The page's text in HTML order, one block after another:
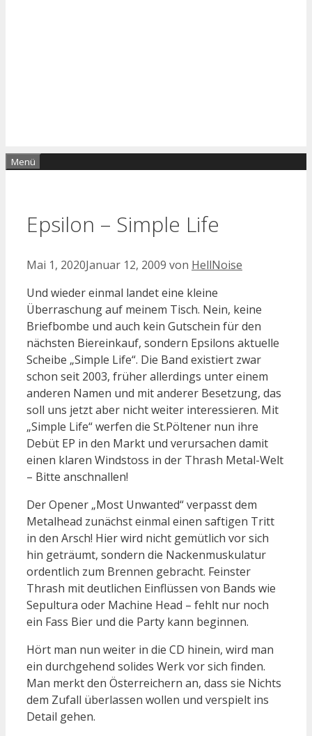
Menü
Epsilon – Simple Life
Mai 1, 2020Januar 12, 2009 von HellNoise
Und wieder einmal landet eine kleine
Überraschung auf meinem Tisch. Nein, keine
Briefbombe und auch kein Gutschein für den
nächsten Biereinkauf, sondern Epsilons aktuelle
Scheibe „Simple Life“. Die Band existiert zwar
schon seit 2003, früher allerdings unter einem
anderen Namen und mit anderer Besetzung, das
soll uns jetzt aber nicht weiter interessieren. Mit
„Simple Life“ werfen die St.Pöltener nun ihre
Debüt EP in den Markt und verursachen damit
einen klaren Windstoss in der Thrash Metal-Welt
– Bitte anschnallen!
Der Opener „Most Unwanted“ verpasst dem
Metalhead zunächst einmal einen saftigen Tritt
in den Arsch! Hier wird nicht gemütlich vor sich
hin geträumt, sondern die Nackenmuskulatur
ordentlich zum Brennen gebracht. Feinster
Thrash mit deutlichen Einflüssen von Bands wie
Sepultura oder Machine Head – fehlt nur noch
ein Fass Bier und die Party kann beginnen.
Hört man nun weiter in die CD hinein, wird man
ein durchgehend solides Werk vor sich finden.
Man merkt den Österreichern an, dass sie Nichts
dem Zufall überlassen wollen und verspielt ins
Detail gehen.